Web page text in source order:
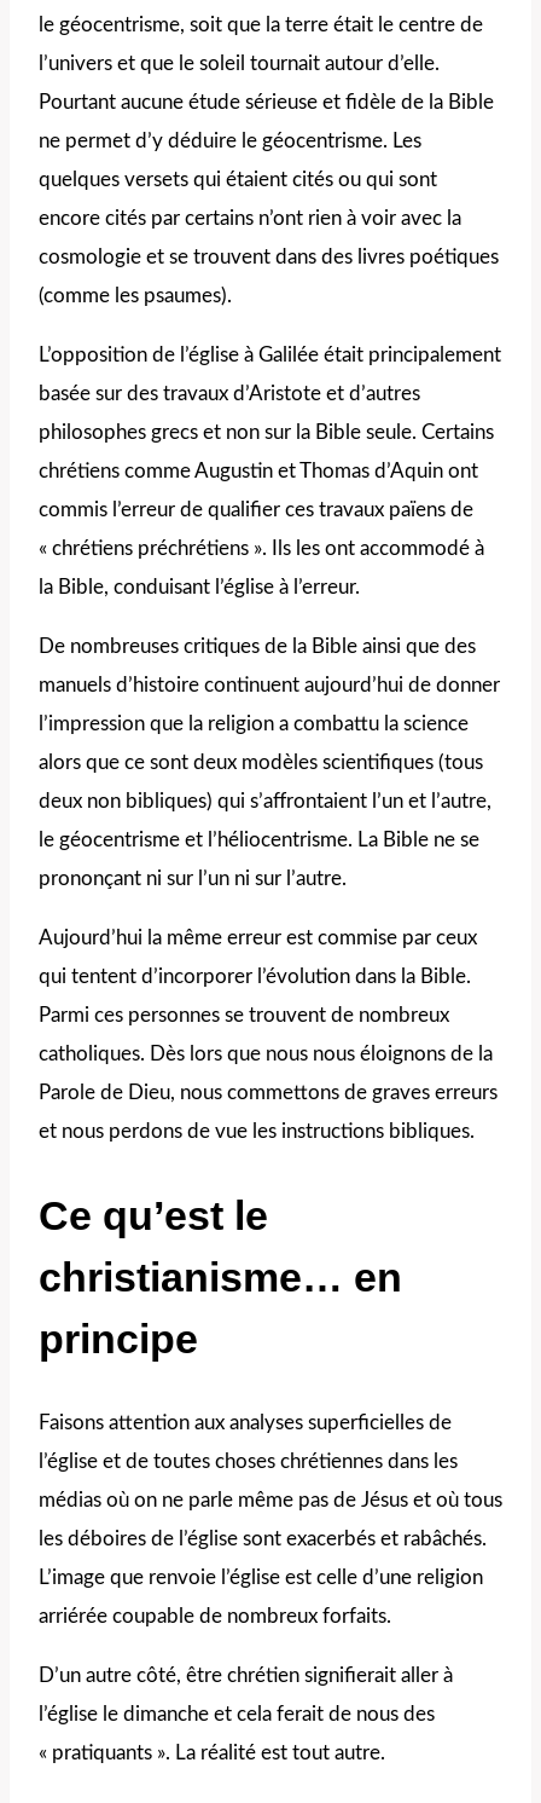
le géocentrisme, soit que la terre était le centre de
l’univers et que le soleil tournait autour d’elle.
Pourtant aucune étude sérieuse et fidèle de la Bible
ne permet d’y déduire le géocentrisme. Les
quelques versets qui étaient cités ou qui sont
encore cités par certains n’ont rien à voir avec la
cosmologie et se trouvent dans des livres poétiques
(comme les psaumes).
L’opposition de l’église à Galilée était principalement
basée sur des travaux d’Aristote et d’autres
philosophes grecs et non sur la Bible seule. Certains
chrétiens comme Augustin et Thomas d’Aquin ont
commis l’erreur de qualifier ces travaux païens de
« chrétiens préchrétiens ». Ils les ont accommodé à
la Bible, conduisant l’église à l’erreur.
De nombreuses critiques de la Bible ainsi que des
manuels d’histoire continuent aujourd’hui de donner
l’impression que la religion a combattu la science
alors que ce sont deux modèles scientifiques (tous
deux non bibliques) qui s’affrontaient l’un et l’autre,
le géocentrisme et l’héliocentrisme. La Bible ne se
prononçant ni sur l’un ni sur l’autre.
Aujourd’hui la même erreur est commise par ceux
qui tentent d’incorporer l’évolution dans la Bible.
Parmi ces personnes se trouvent de nombreux
catholiques. Dès lors que nous nous éloignons de la
Parole de Dieu, nous commettons de graves erreurs
et nous perdons de vue les instructions bibliques.
Ce qu’est le
christianisme… en
principe
Faisons attention aux analyses superficielles de
l’église et de toutes choses chrétiennes dans les
médias où on ne parle même pas de Jésus et où tous
les déboires de l’église sont exacerbés et rabâchés.
L’image que renvoie l’église est celle d’une religion
arriérée coupable de nombreux forfaits.
D’un autre côté, être chrétien signifierait aller à
l’église le dimanche et cela ferait de nous des
« pratiquants ». La réalité est tout autre.